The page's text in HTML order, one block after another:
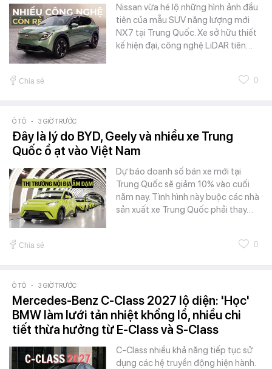
Nissan vừa hé lộ những hình ảnh đầu
tiên của mẫu SUV năng lượng mới
NX7 tại Trung Quốc. Xe sở hữu thiết
kế hiện đại, công nghệ LiDAR tiên…
Chia sẻ 0
Ô TÔ - 3 GIỜ TRƯỚC
Đây là lý do BYD, Geely và nhiều xe Trung
Quốc ồ ạt vào Việt Nam
Dự báo doanh số bán xe mới tại
Trung Quốc sẽ giảm 10% vào cuối
năm nay. Tình hình này buộc các nhà
sản xuất xe Trung Quốc phải thay…
Chia sẻ 0
Ô TÔ - 3 GIỜ TRƯỚC
Mercedes-Benz C-Class 2027 lộ diện: 'Học'
BMW làm lưới tản nhiệt khổng lồ, nhiều chi
tiết thừa hưởng từ E-Class và S-Class
C-Class nhiều khả năng tiếp tục sử
dụng các hệ truyền động hiện hành.